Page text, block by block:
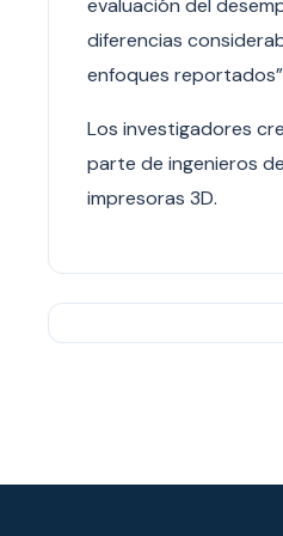
evaluación del
diferencias
enfoques
Los investigadores
parte de ingenieros
impresoras 3D.